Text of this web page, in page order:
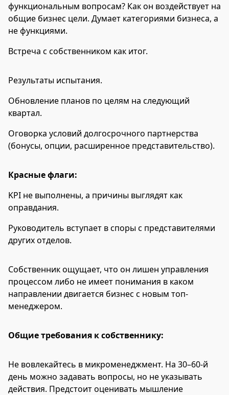
функциональным вопросам? Как он воздействует на
общие бизнес цели. Думает категориями бизнеса, а
не функциями.
Встреча с собственником как итог.
Результаты испытания.
Обновление планов по целям на следующий
квартал.
Оговорка условий долгосрочного партнерства
(бонусы, опции, расширенное представительство).
Красные флаги:
KPI не выполнены, а причины выглядят как
оправдания.
Руководитель вступает в споры с представителями
других отделов.
Собственник ощущает, что он лишен управления
процессом либо не имеет понимания в каком
направлении двигается бизнес с новым топ-
менеджером.
Общие требования к собственнику:
Не вовлекайтесь в микроменеджмент. На 30–60-й
день можно задавать вопросы, но не указывать
действия. Предстоит оценивать мышление